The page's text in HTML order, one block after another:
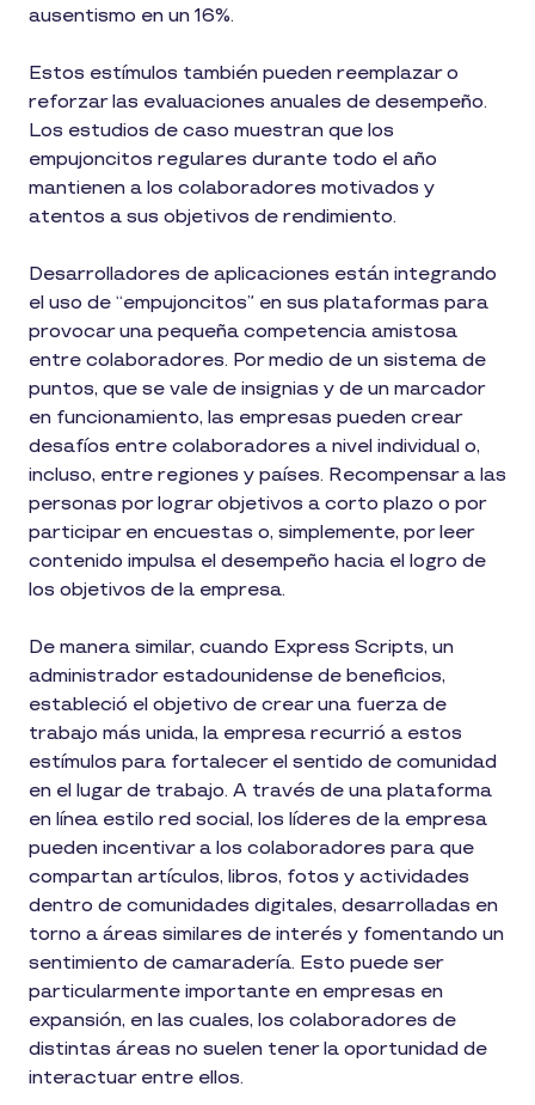
ausentismo en un 16%.
Estos estímulos también pueden reemplazar o
reforzar las evaluaciones anuales de desempeño.
Los estudios de caso muestran que los
empujoncitos regulares durante todo el año
mantienen a los colaboradores motivados y
atentos a sus objetivos de rendimiento.
Desarrolladores de aplicaciones están integrando
el uso de “empujoncitos” en sus plataformas para
provocar una pequeña competencia amistosa
entre colaboradores. Por medio de un sistema de
puntos, que se vale de insignias y de un marcador
en funcionamiento, las empresas pueden crear
desafíos entre colaboradores a nivel individual o,
incluso, entre regiones y países. Recompensar a las
personas por lograr objetivos a corto plazo o por
participar en encuestas o, simplemente, por leer
contenido impulsa el desempeño hacia el logro de
los objetivos de la empresa.
De manera similar, cuando Express Scripts, un
administrador estadounidense de beneficios,
estableció el objetivo de crear una fuerza de
trabajo más unida, la empresa recurrió a estos
estímulos para fortalecer el sentido de comunidad
en el lugar de trabajo. A través de una plataforma
en línea estilo red social, los líderes de la empresa
pueden incentivar a los colaboradores para que
compartan artículos, libros, fotos y actividades
dentro de comunidades digitales, desarrolladas en
torno a áreas similares de interés y fomentando un
sentimiento de camaradería. Esto puede ser
particularmente importante en empresas en
expansión, en las cuales, los colaboradores de
distintas áreas no suelen tener la oportunidad de
interactuar entre ellos.